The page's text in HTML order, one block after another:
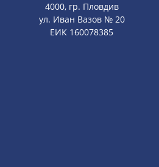
4000, гр. Пловдив
ул. Иван Вазов № 20
ЕИК 160078385